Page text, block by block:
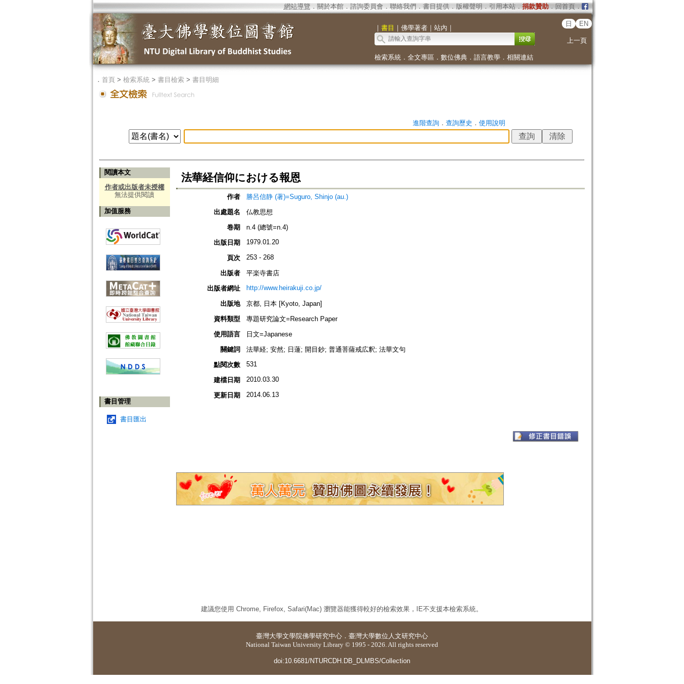
網站導覽 ． 關於本館． 諮詢委員會． 聯絡我們 ． 書目提供． 版權聲明 ． 引用本站． 捐款贊助．回首頁．
｜ 書目 ｜ 佛學著者｜ 站內 ｜
日 EN
上一頁
檢索系統． 全文專區 ． 數位佛典． 語言教學． 相關連結
． 首頁> 檢索系統> 書目檢索> 書目明細
進階查詢． 查詢歷史 ． 使用說明
閱讀本文
作者或出版者未授權
無法提供閱讀
加值服務
書目管理
書目匯出
法華経信仰における報恩
作者
勝呂信静 (著)=Suguro, Shinjo (au.)
出處題名
仏教思想
卷期
n.4 (總號=n.4)
出版日期
1979.01.20
頁次 253 - 268
出版者
平楽寺書店
出版者網址
http://www.heirakuji.co.jp/
出版地
京都, 日本 [Kyoto, Japan]
資料類型
專題研究論文=Research Paper
使用語言
日文=Japanese
關鍵詞
法華経; 安然; 日蓮; 開目鈔; 普通菩薩戒広釈; 法華文句
點閱次數
531
建檔日期 2010.03.30
更新日期 2014.06.13
建議您使用 Chrome, Firefox, Safari(Mac) 瀏覽器能獲得較好的檢索效果，IE不支援本檢索系統。
臺灣大學文學院佛學研究中心 ． 臺灣大學數位人文研究中心
National Taiwan University Library © 1995 - 2026. All rights reserved
doi:10.6681/NTURCDH.DB_DLMBS/Collection